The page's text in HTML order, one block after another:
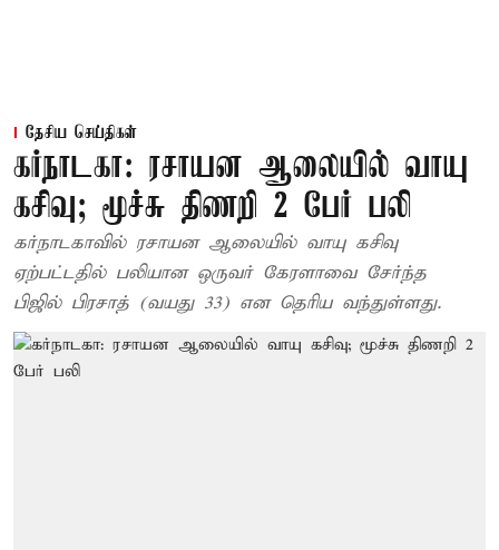
தேசிய செய்திகள்
கர்நாடகா: ரசாயன ஆலையில் வாயு
கசிவு; மூச்சு திணறி 2 பேர் பலி
கர்நாடகாவில் ரசாயன ஆலையில் வாயு கசிவு
ஏற்பட்டதில் பலியான ஒருவர் கேரளாவை சேர்ந்த
பிஜில் பிரசாத் (வயது 33) என தெரிய வந்துள்ளது.